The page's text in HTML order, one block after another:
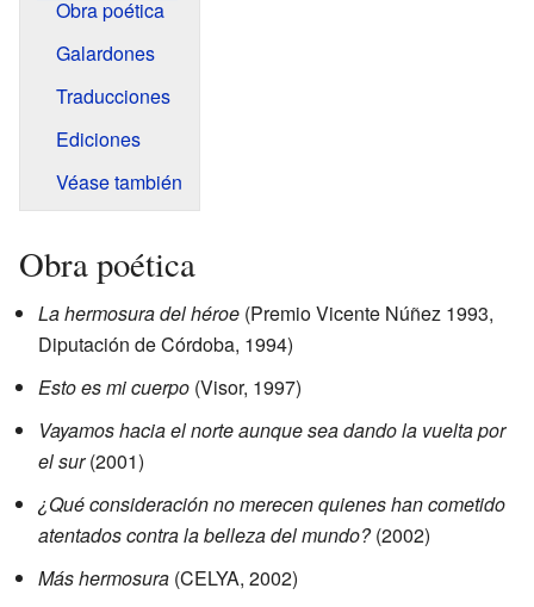
Obra poética
Galardones
Traducciones
Ediciones
Véase también
Obra poética
La hermosura del héroe (Premio Vicente Núñez 1993,
Diputación de Córdoba, 1994)
Esto es mi cuerpo (Visor, 1997)
Vayamos hacia el norte aunque sea dando la vuelta por
el sur(2001)
¿Qué consideración no merecen quienes han cometido
atentados contra la belleza del mundo?(2002)
Más hermosura (CELYA, 2002)